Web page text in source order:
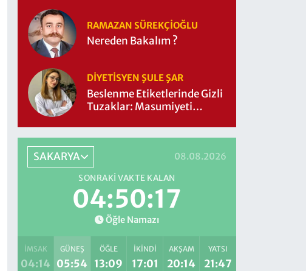
RAMAZAN SÜREKÇIOĞLU
Nereden Bakalım ?
DIYETISYEN ŞULE ŞAR
Beslenme Etiketlerinde Gizli
Tuzaklar: Masumiyeti
SAKARYA 08.08.2026
SONRAKI VAKTE KALAN
04:50:16
Öğle Namazı
İMSAK
04:14
GÜNEŞ
05:54
ÖĞLE
13:09
İKINDI
17:01
AKŞAM
20:14
YATSI
21:47